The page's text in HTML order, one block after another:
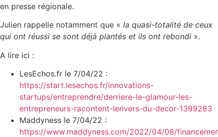
en presse régionale.
Julien rappelle notamment que « la quasi-totalité de ceux
qui ont réussi se sont déjà plantés et ils ont rebondi ».
A lire ici :
LesEchos.fr le 7/04/22 :
https://start.lesechos.fr/innovations-
startups/entreprendre/derriere-le-glamour-les-
entrepreneurs-racontent-lenvers-du-decor-1399283
Maddyness le 7/04/22 :
https://www.maddyness.com/2022/04/08/